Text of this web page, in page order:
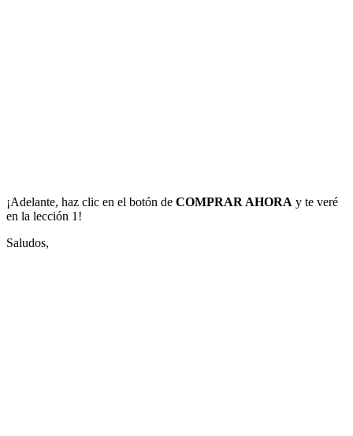
¡Adelante, haz clic en el botón de COMPRAR AHORA y te veré
en la lección 1!
Saludos,